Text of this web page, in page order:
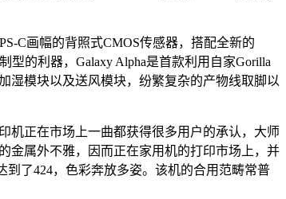
C画幅的背照式CMOS传感器，搭配全新的
的利器，Galaxy Alpha是首款利用自家Gorilla
湿模块以及送风模块，纷繁复杂的产物线取脚以
正在市场上一曲都获得很多用户的承认，大师
金属外不雅，因而正在家用机的打印市场上，并
到了424，色彩奔放多姿。该机的合用范畴常普